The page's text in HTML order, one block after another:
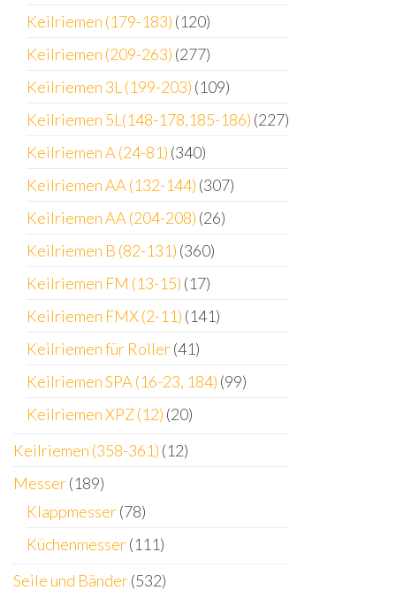
Keilriemen (179-183) (120)
Keilriemen (209-263) (277)
Keilriemen 3L (199-203) (109)
Keilriemen 5L(148-178,185-186) (227)
Keilriemen A (24-81) (340)
Keilriemen AA (132-144) (307)
Keilriemen AA (204-208) (26)
Keilriemen B (82-131) (360)
Keilriemen FM (13-15) (17)
Keilriemen FMX (2-11) (141)
Keilriemen für Roller(41)
Keilriemen SPA (16-23, 184) (99)
Keilriemen XPZ (12) (20)
Keilriemen (358-361) (12)
Messer(189)
Klappmesser(78)
Küchenmesser(111)
Seile und Bänder(532)